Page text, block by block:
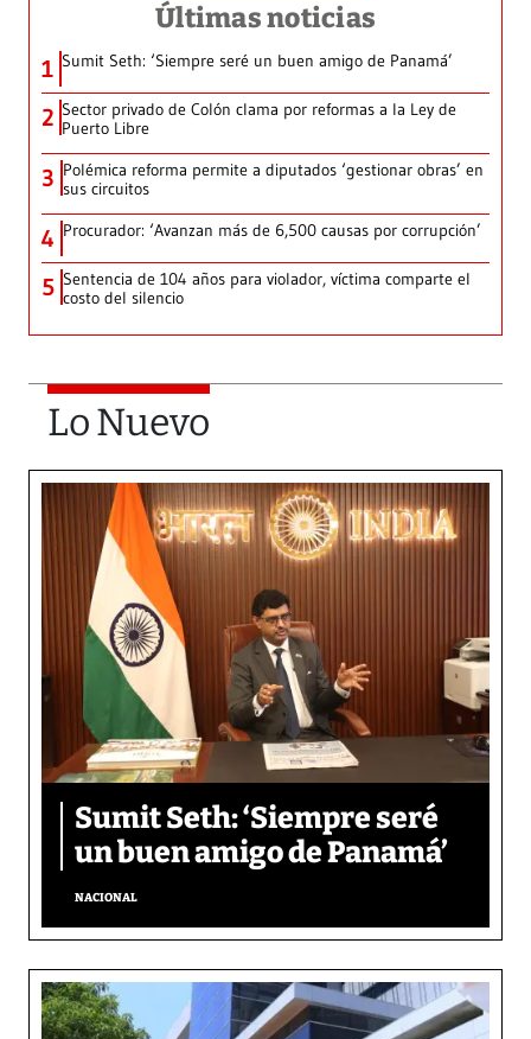
Últimas noticias
1 Sumit Seth: ‘Siempre seré un buen amigo de Panamá’
2 Sector privado de Colón clama por reformas a la Ley de
Puerto Libre
3 Polémica reforma permite a diputados ‘gestionar obras’ en
sus circuitos
4 Procurador: ‘Avanzan más de 6,500 causas por corrupción’
5 Sentencia de 104 años para violador, víctima comparte el
costo del silencio
Lo Nuevo
Sumit Seth: ‘Siempre seré
un buen amigo de Panamá’
NACIONAL